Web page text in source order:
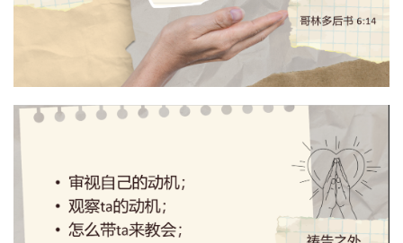
页
日
崇
专